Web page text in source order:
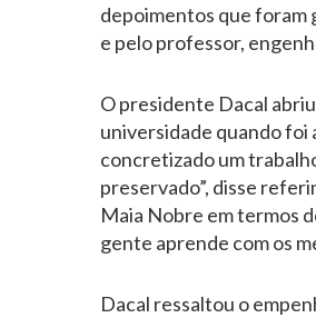
depoimentos que foram
e pelo professor,
O presidente Dacal
universidade quando foi
concretizado um
preservado”, disse
Maia Nobre em termos
gente aprende com os
Dacal ressaltou o